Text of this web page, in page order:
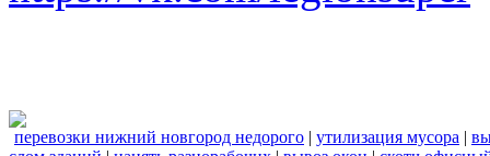
перевозки нижний новгород недорого | утилизация мусора |